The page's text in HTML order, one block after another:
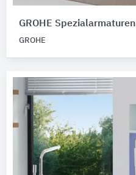
GROHE Spezialarmaturen
GROHE